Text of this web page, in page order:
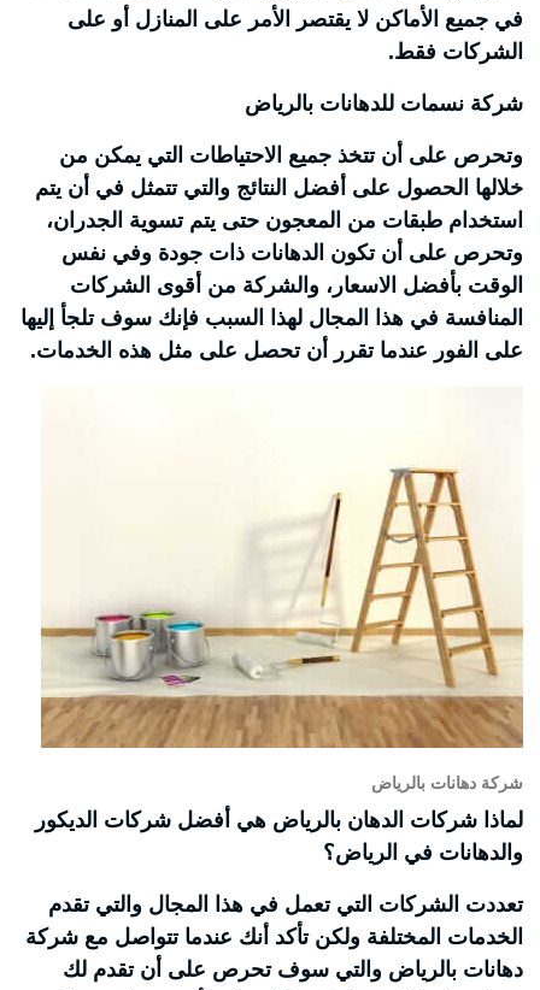
في جميع الأماكن لا يقتصر الأمر على المنازل أو على
الشركات فقط.
شركة نسمات للدهانات بالرياض
وتحرص على أن تتخذ جميع الاحتياطات التي يمكن من
خلالها الحصول على أفضل النتائج والتي تتمثل في أن يتم
استخدام طبقات من المعجون حتى يتم تسوية الجدران،
وتحرص على أن تكون الدهانات ذات جودة وفي نفس
الوقت بأفضل الاسعار، والشركة من أقوى الشركات
المنافسة في هذا المجال لهذا السبب فإنك سوف تلجأ إليها
على الفور عندما تقرر أن تحصل على مثل هذه الخدمات.
شركة دهانات بالرياض
لماذا شركات الدهان بالرياض هي أفضل شركات الديكور
والدهانات في الرياض؟
تعددت الشركات التي تعمل في هذا المجال والتي تقدم
الخدمات المختلفة ولكن تأكد أنك عندما تتواصل مع شركة
دهانات بالرياض والتي سوف تحرص على أن تقدم لك